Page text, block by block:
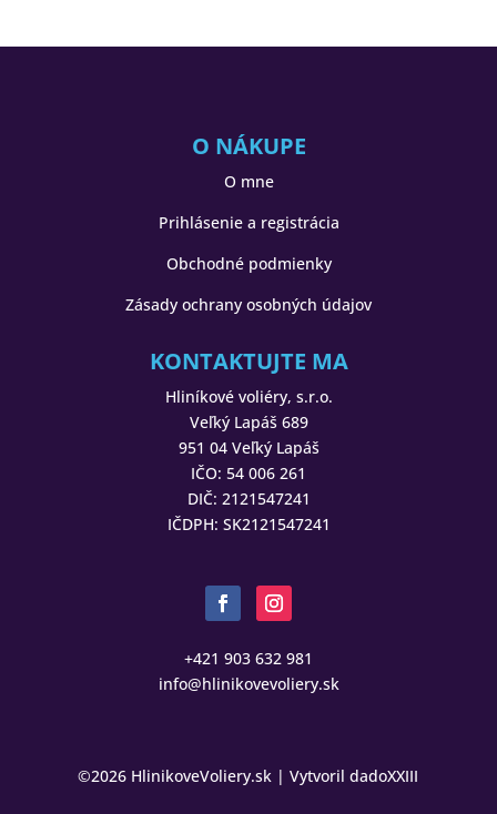
O NÁKUPE
O mne
Prihlásenie a registrácia
Obchodné podmienky
Zásady ochrany osobných údajov
KONTAKTUJTE MA
Hliníkové voliéry, s.r.o.
Veľký Lapáš 689
951 04 Veľký Lapáš
IČO: 54 006 261
DIČ: 2121547241
IČDPH: SK2121547241
+421 903 632 981
info@hlinikovevoliery.sk
©2026 HlinikoveVoliery.sk | VytvorildadoXXIII